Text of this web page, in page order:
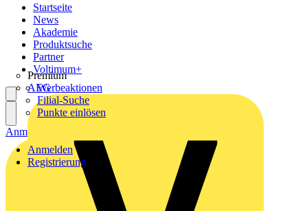
Startseite
News
Akademie
Produktsuche
Partner
Premium
AEG
Voltimum+
Werbeaktionen
Filial-Suche
Punkte einlösen
Anmelden
Registrierung
Anmelden